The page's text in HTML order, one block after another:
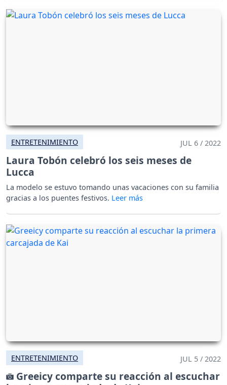
ENTRETENIMIENTO JUL 6 / 2022
Laura Tobón celebró los seis meses de
Lucca
La modelo se estuvo tomando unas vacaciones con su familia
gracias a los puentes festivos.
ENTRETENIMIENTO JUL 5 / 2022
Greeicy comparte su reacción al escuchar